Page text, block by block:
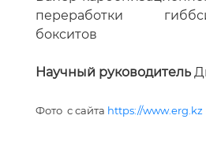
переработки
бокситов
Научный руководитель
Фото с сайта https://www.erg.kz